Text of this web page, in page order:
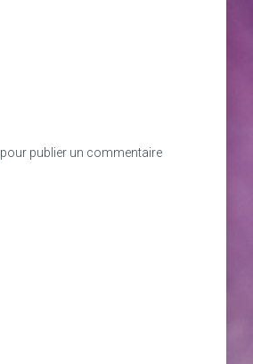
pour publier un commentaire.